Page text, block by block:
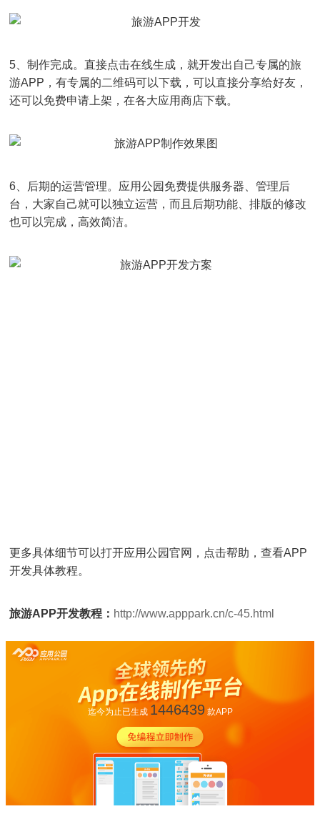
5、制作完成。直接点击在线生成，就开发出自己专属的旅
游APP，有专属的二维码可以下载，可以直接分享给好友，
还可以免费申请上架，在各大应用商店下载。
6、后期的运营管理。应用公园免费提供服务器、管理后
台，大家自己就可以独立运营，而且后期功能、排版的修改
也可以完成，高效简洁。
更多具体细节可以打开应用公园官网，点击帮助，查看APP
开发具体教程。
旅游APP开发教程： http://www.apppark.cn/c-45.html
迄今为止已生成 1446439款APP